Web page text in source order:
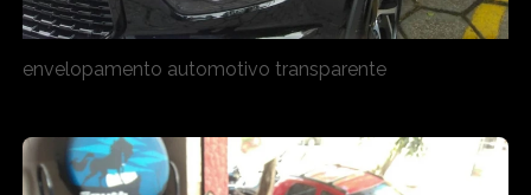
envelopamento automotivo transparente